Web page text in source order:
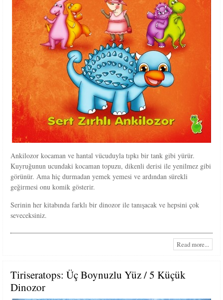
Ankilozor kocaman ve hantal vücuduyla tıpkı bir tank gibi yürür.
Kuyruğunun ucundaki kocaman topuzu, dikenli derisi ile yenilmez gibi
görünür. Ama hiç durmadan yemek yemesi ve ardından sürekli
geğirmesi onu komik gösterir.
Serinin her kitabında farklı bir dinozor ile tanışacak ve hepsini çok
seveceksiniz.
Read more...
Tiriseratops: Üç Boynuzlu Yüz / 5 Küçük
Dinozor